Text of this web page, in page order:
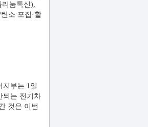
눔톡신),
소 포집·활
부는 1일
되는 전기차
것은 이번